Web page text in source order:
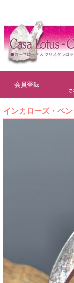
会員登録
インカローズ・ペ